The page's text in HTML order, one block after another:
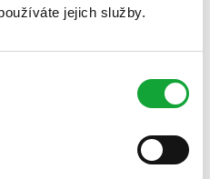
jejich služby.